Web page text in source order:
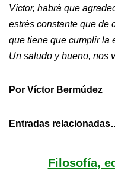
Víctor, habrá que
estrés constante que de
que tiene que cumplir la
Un saludo y bueno, nos
Por Víctor Bermúdez
Entradas
Filosofía,